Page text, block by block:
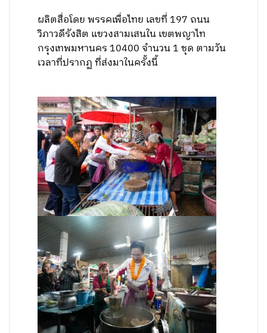
ผลิตสื่อโดย พรรคเพื่อไทย เลขที่ 197 ถนน
วิภาวดีรังสิต แขวงสามเสนใน เขตพญาไท
กรุงเทพมหานคร 10400 จำนวน 1 ชุด ตามวัน
เวลาที่ปรากฏ ที่ส่งมาในครั้งนี้